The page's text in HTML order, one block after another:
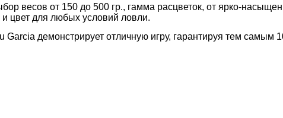
весов от 150 до 500 гр., гамма расцветок, от ярко-
цвет для любых условий ловли.
Garcia демонстрирует отличную игру, гарантируя тем самым